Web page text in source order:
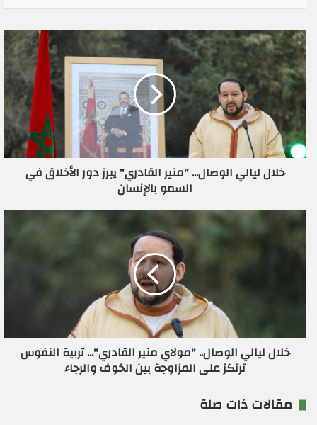
ي
د
ك
ا
ل
ل
ك
ت
خلال ليالي الوصال... "منير القادري" يبرز دور الأخلاق في
السمو بالإنسان
خلال ليالي الوصال.. "مولاي منير القادري"... تربية النفوس
ترتكز على المزاوجة بين الخوف والرجاء
مقالات ذات صلة